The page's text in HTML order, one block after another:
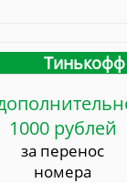
1000 рублей
за перенос
номера